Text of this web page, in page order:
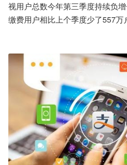
视用户总数今年第三季度持续负
缴费用户相比上个季度少了557万